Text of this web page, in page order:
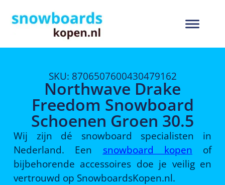
SKU: 8706507600430479162
Northwave Drake
Freedom Snowboard
Schoenen Groen 30.5
Wij zijn dé snowboard specialisten in
Nederland. Een snowboard kopen of
bijbehorende accessoires doe je veilig en
vertrouwd op SnowboardsKopen.nl.